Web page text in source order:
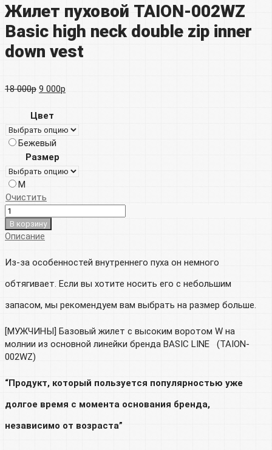
Жилет пуховой TAION-002WZ
Basic high neck double zip inner
down vest
18 000р Первоначальная
составляла
000р.
9 000р
9
Цвет
Бежевый
Размер
M
Очистить
В корзину
Описание
Из-за особенностей внутреннего пуха он немного
обтягивает. Если вы хотите носить его с небольшим
запасом, мы рекомендуем вам выбрать на размер больше.
[МУЖЧИНЫ] Базовый жилет с высоким воротом W на
молнии из основной линейки бренда BASIC LINE (TAION-
002WZ)
“Продукт, который пользуется популярностью уже
долгое время с момента основания бренда,
независимо от возраста”